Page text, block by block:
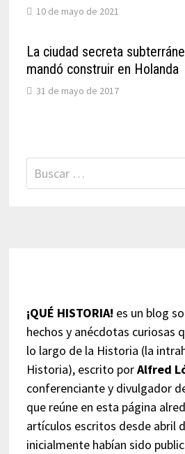
10 de mayo de 2021
La ciudad secreta
mandó construir en Holanda
31 de mayo de 2017
Buscar:
¡QUÉ HISTORIA! es un blog
hechos y anécdotas curiosas
lo largo de la Historia (la
Historia), escrito porAlfred
conferenciante y divulgador
que reúne en esta página
artículos escritos desde abril
inicialmente habían sido